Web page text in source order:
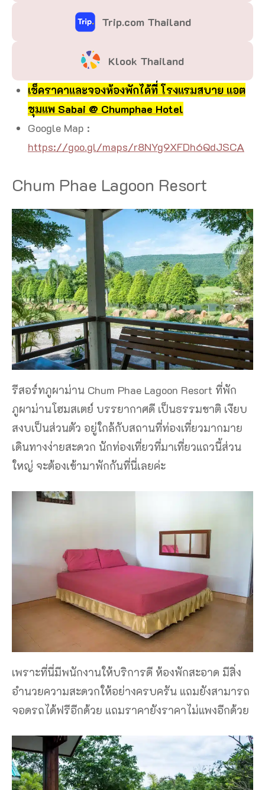
Trip.com Thailand
Klook Thailand
เช็คราคาและจองห้องพักได้ที่ โรงแรมสบาย แอต
ชุมแพ Sabai @ Chumphae Hotel
Google Map :
https://goo.gl/maps/r8NYg9XFDh6QdJSCA
Chum Phae Lagoon Resort
รีสอร์ทภูผาม่าน Chum Phae Lagoon Resort ที่พัก
ภูผาม่านโฮมสเตย์ บรรยากาศดี เป็นธรรมชาติ เงียบ
สงบเป็นส่วนตัว อยู่ใกล้กับสถานที่ท่องเที่ยวมากมาย
เดินทางง่ายสะดวก นักท่องเที่ยวที่มาเที่ยวแถวนี้ส่วน
ใหญ่ จะต้องเข้ามาพักกันที่นี่เลยค่ะ
เพราะที่นี่มีพนักงานให้บริการดี ห้องพักสะอาด มีสิ่ง
อำนวยความสะดวกให้อย่างครบครัน แถมยังสามารถ
จอดรถได้ฟรีอีกด้วย แถมราคายังราคาไม่แพงอีกด้วย